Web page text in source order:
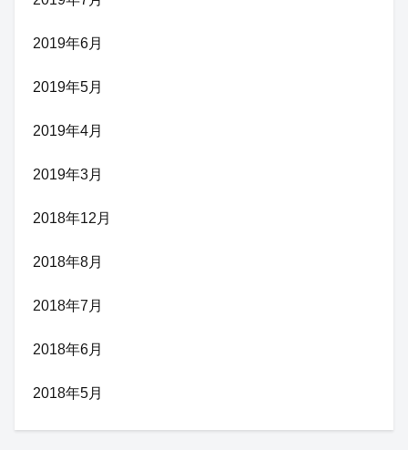
2019年6月
2019年5月
2019年4月
2019年3月
2018年12月
2018年8月
2018年7月
2018年6月
2018年5月